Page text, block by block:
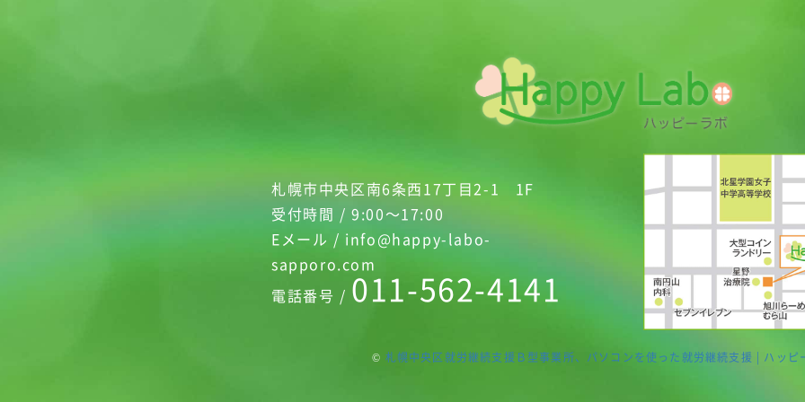
札幌市中央区南6条西17丁目2-1 1F
受付時間 / 9:00～17:00
Eメール / info@happy-labo-
sapporo.com
電話番号 / 011-562-4141
© 札幌中央区就労継続支援Ｂ型事業所、パソコンを使った就労継続支援 | ハッピ